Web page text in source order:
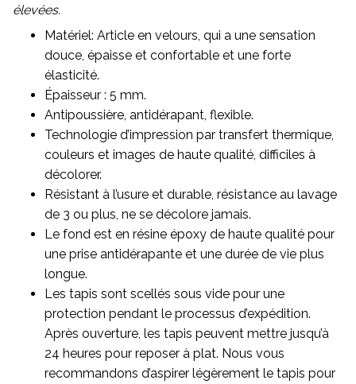
élevées.
Matériel: Article en velours, qui a une sensation
douce, épaisse et confortable et une forte
élasticité.
Épaisseur : 5 mm.
Antipoussière, antidérapant, flexible.
Technologie d’impression par transfert thermique,
couleurs et images de haute qualité, difficiles à
décolorer.
Résistant à l’usure et durable, résistance au lavage
de 3 ou plus, ne se décolore jamais.
Le fond est en résine époxy de haute qualité pour
une prise antidérapante et une durée de vie plus
longue.
Les tapis sont scellés sous vide pour une
protection pendant le processus d’expédition.
Après ouverture, les tapis peuvent mettre jusqu’à
24 heures pour reposer à plat. Nous vous
recommandons d’aspirer légèrement le tapis pour